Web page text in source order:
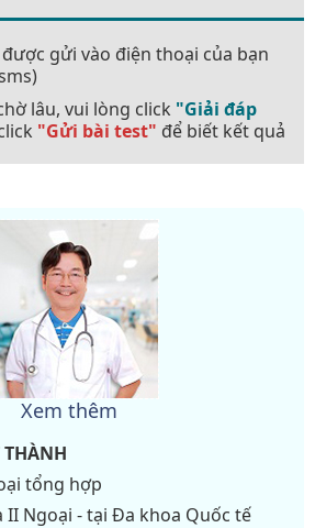
gửi vào điện thoại của bạn
lâu, vui lòng click "Giải đáp
"Gửi bài test" để biết kết quả
Xem thêm
THÀNH
tổng hợp
II Ngoại - tại Đa khoa Quốc tế